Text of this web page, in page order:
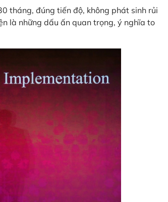
tháng, đúng tiến độ, không phát sinh rủi
là những dấu ấn quan trọng, ý nghĩa to